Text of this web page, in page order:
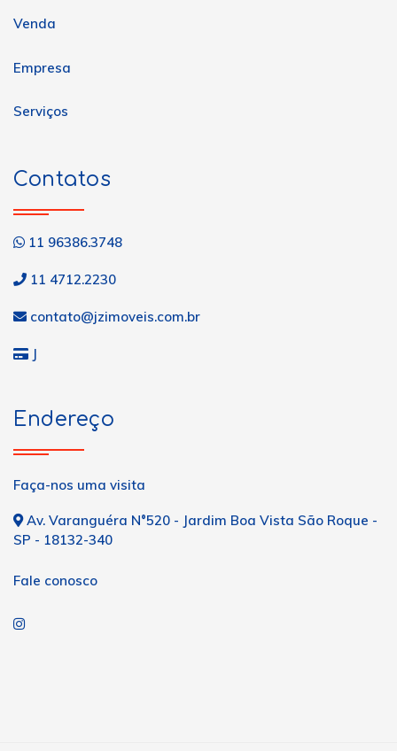
Venda
Empresa
Serviços
Contatos
11 96386.3748
11 4712.2230
contato@jzimoveis.com.br
J
Endereço
Faça-nos uma visita
Av. Varanguéra N°520 - Jardim Boa Vista São Roque -
SP - 18132-340
Fale conosco